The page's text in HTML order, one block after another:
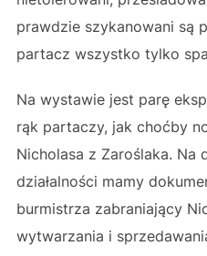
prawdzie szykanowani są
partacz wszystko tylko
Na wystawie jest parę
rąk partaczy, jak choćby
Nicholasa z Zaroślaka. Na
działalności mamy
burmistrza zabraniający
wytwarzania i